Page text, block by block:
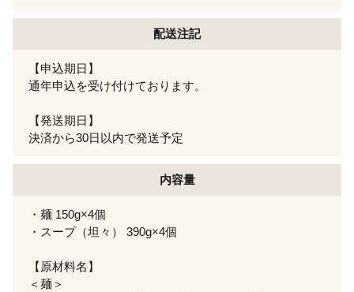
配送注記
【申込期日】
通年申込を受け付けております。
【発送期日】
決済から30日以内で発送予定
内容量
・麺 150g×4個
・スープ（坦々） 390g×4個
【原材料名】
＜麺＞